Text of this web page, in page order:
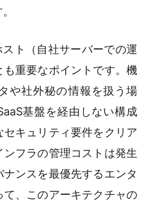
ト（自社サーバーでの運
重要なポイントです。機
や社外秘の情報を扱う場
基盤を経由しない構成
キュリティ要件をクリア
ンフラの管理コストは発生
ンスを最優先するエンタ
、このアーキテクチャの